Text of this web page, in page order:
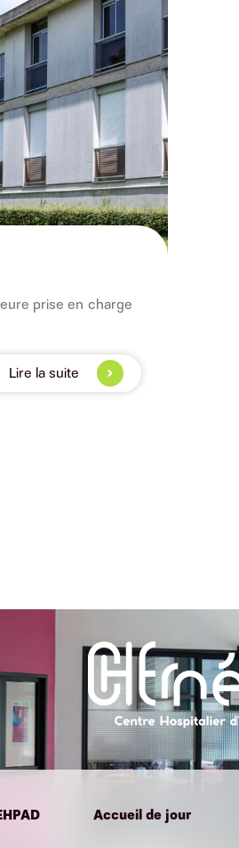
prise en charge
Lire la suite
Accueil de jour